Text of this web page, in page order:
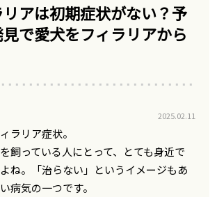
アは初期症状がない？予
で愛犬をフィラリアから
2025.02.11
ラリア症状。
飼っている人にとって、とても身近で
ね。「治らない」というイメージもあ
病気の一つです。